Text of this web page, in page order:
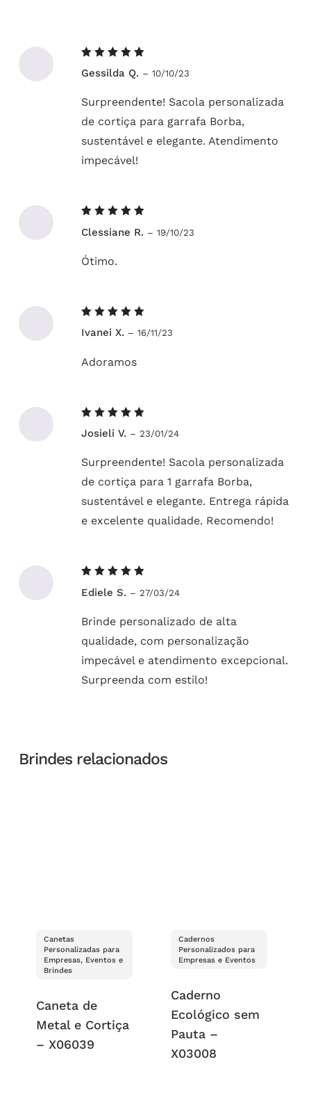
5de 5
Gessilda Q. – 10/10/23
Surpreendente! Sacola personalizada
de cortiça para garrafa Borba,
sustentável e elegante. Atendimento
impecável!
5de 5
Clessiane R. – 19/10/23
Ótimo.
5de 5
Ivanei X. – 16/11/23
Adoramos
5de 5
Josieli V. – 23/01/24
Surpreendente! Sacola personalizada
de cortiça para 1 garrafa Borba,
sustentável e elegante. Entrega rápida
e excelente qualidade. Recomendo!
5de 5
Ediele S. – 27/03/24
Brinde personalizado de alta
qualidade, com personalização
impecável e atendimento excepcional.
Surpreenda com estilo!
Brindes relacionados
Canetas
Personalizadas para
Empresas, Eventos e
Brindes
Caneta de
Metal e Cortiça
– X06039
Cadernos
Personalizados para
Empresas e Eventos
Caderno
Ecológico sem
Pauta –
X03008